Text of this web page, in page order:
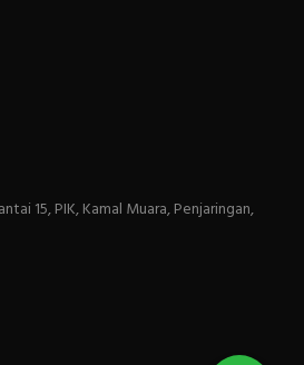
15, PIK, Kamal Muara, Penjaringan,